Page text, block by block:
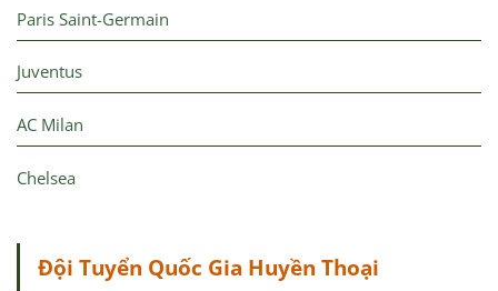
Paris Saint-Germain
Juventus
AC Milan
Chelsea
Đội Tuyển Quốc Gia Huyền Thoại